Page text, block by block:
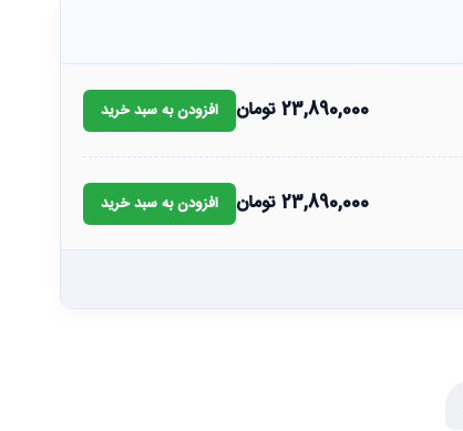
23,890,000تومان افزودن به سبد خرید
23,890,000تومان افزودن به سبد خرید